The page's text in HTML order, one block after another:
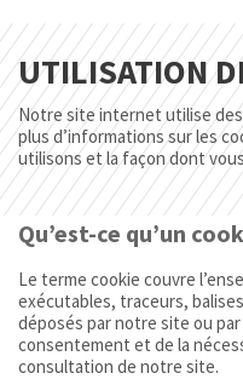
UTILISATION
Notre site internet utilise
plus d’informations sur les
utilisons et la façon dont
Qu’est-ce qu’un
Le terme cookie couvre
exécutables, traceurs,
déposés par notre site ou
consentement et de la
consultation de notre site.